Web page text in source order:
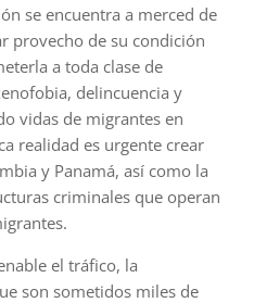
se encuentra a merced de
provecho de su condición
a toda clase de
delincuencia y
vidas de migrantes en
realidad es urgente crear
y Panamá, así como la
criminales que operan
el tráfico, la
son sometidos miles de